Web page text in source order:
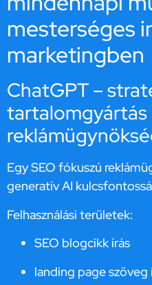
mesterséges
marketingben
ChatGPT –
tartalomgyártás
Egy SEO fókuszú
generatív AI
Felhasználási területek:
SEO blogcikk írás
landing page szöveg